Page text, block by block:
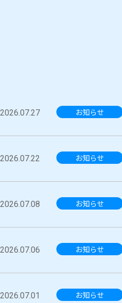
2026.07.27 お知らせ
2026.07.22 お知らせ
2026.07.08 お知らせ
2026.07.06 お知らせ
2026.07.01 お知らせ